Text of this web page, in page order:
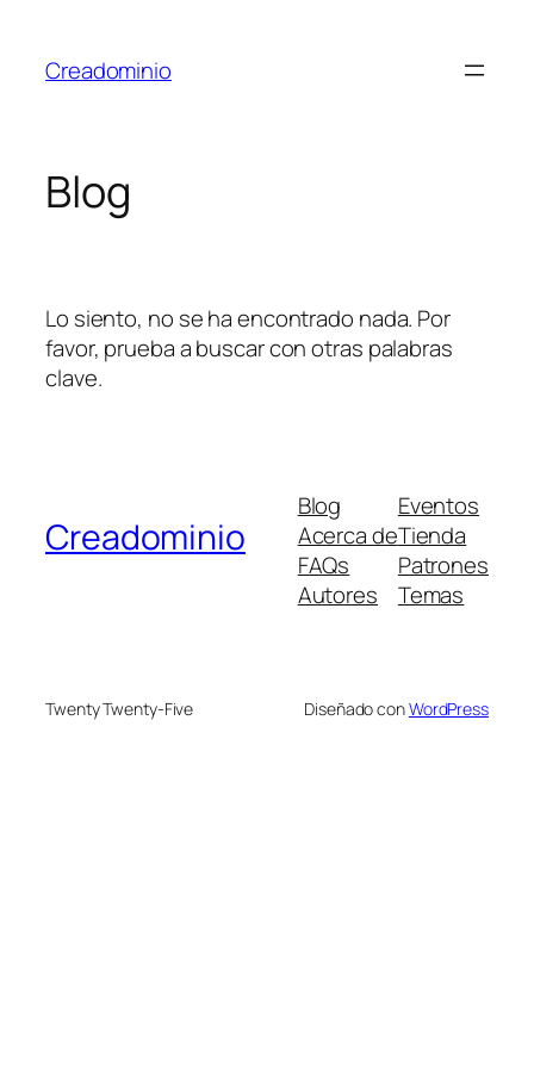
contenido
Creadominio
Blog
Lo siento, no se ha encontrado nada. Por
favor, prueba a buscar con otras palabras
clave.
Creadominio
Blog
Acerca de
FAQs
Autores
Eventos
Tienda
Patrones
Temas
Twenty Twenty-Five Diseñado conWordPress